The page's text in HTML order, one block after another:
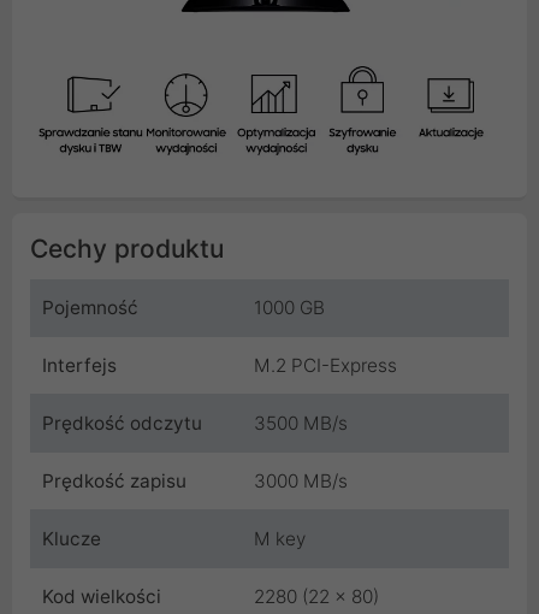
Cechy produktu
Pojemność 1000 GB
Interfejs M.2 PCI-Express
Prędkość odczytu 3500 MB/s
Prędkość zapisu 3000 MB/s
Klucze M key
Kod wielkości 2280 (22 x 80)